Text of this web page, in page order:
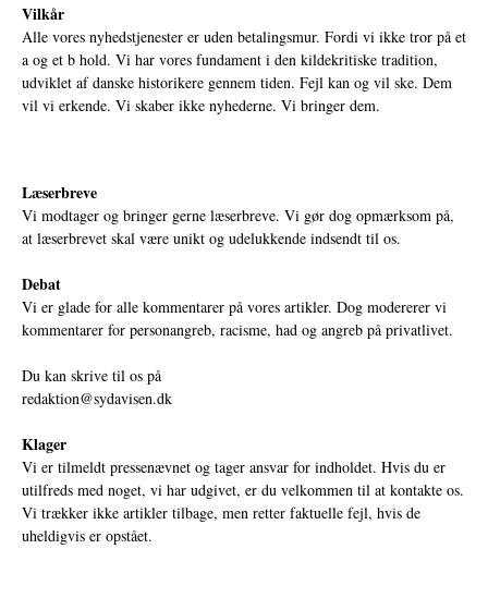
Vilkår
Alle vores nyhedstjenester er uden betalingsmur. Fordi vi ikke tror på et
a og et b hold. Vi har vores fundament i den kildekritiske tradition,
udviklet af danske historikere gennem tiden. Fejl kan og vil ske. Dem
vil vi erkende. Vi skaber ikke nyhederne. Vi bringer dem.
Læserbreve
Vi modtager og bringer gerne læserbreve. Vi gør dog opmærksom på,
at læserbrevet skal være unikt og udelukkende indsendt til os.
Debat
Vi er glade for alle kommentarer på vores artikler. Dog modererer vi
kommentarer for personangreb, racisme, had og angreb på privatlivet.
Du kan skrive til os på
redaktion@sydavisen.dk
Klager
Vi er tilmeldt pressenævnet og tager ansvar for indholdet. Hvis du er
utilfreds med noget, vi har udgivet, er du velkommen til at kontakte os.
Vi trækker ikke artikler tilbage, men retter faktuelle fejl, hvis de
uheldigvis er opstået.